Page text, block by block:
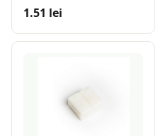
1.51 lei